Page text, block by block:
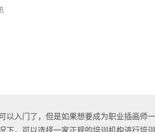
以入门了，但是如果想要成为职业插画师